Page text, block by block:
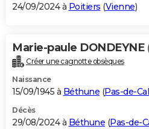
24/09/2024 à Poitiers (Vienne)
Marie-paule DONDEYNE
Créer une cagnotte obsèques
Naissance
15/09/1945 à Béthune (Pas-de-
Décès
29/08/2024 à Béthune (Pas-de-